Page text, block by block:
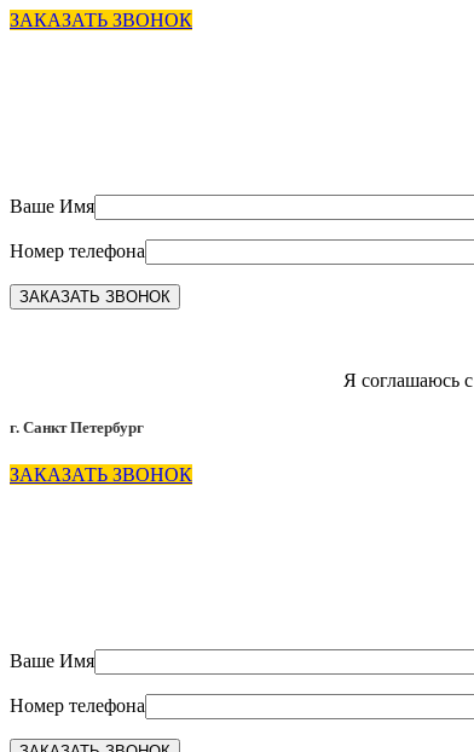
ЗАКАЗАТЬ ЗВОНОК
Ваше Имя
Номер телефона
Я соглашаюсь с
г. Санкт Петербург
ЗАКАЗАТЬ ЗВОНОК
Ваше Имя
Номер телефона